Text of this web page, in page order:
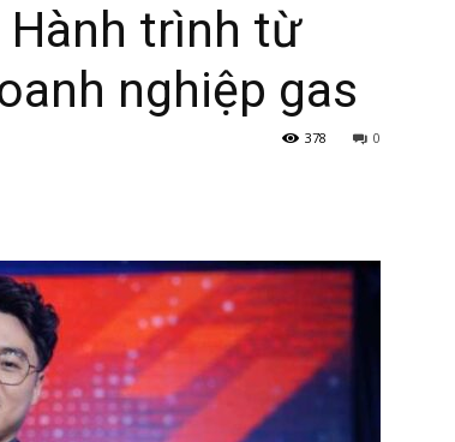
Hành trình từ
nghiệp gas
0
378